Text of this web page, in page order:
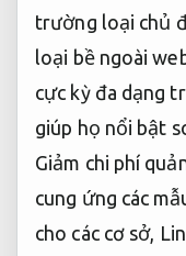
trường loại chủ
loại bề ngoài
cực kỳ đa dạng
giúp họ nổi bật
Giảm chi phí
cung ứng các
cho các cơ sở,